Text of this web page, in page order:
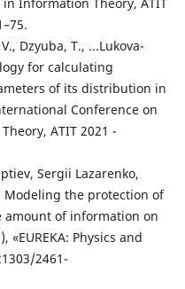
Dzyuba, T., ...Lukova-
for calculating
of its distribution in
Conference on
ATIT 2021 -
Sergii Lazarenko,
Modeling the protection of
of information on
Physics and
2461-